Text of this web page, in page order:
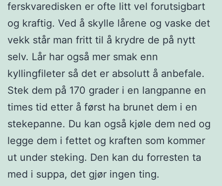
ferskvaredisken er ofte litt vel forutsigbart
og kraftig. Ved å skylle lårene og vaske det
vekk står man fritt til å krydre de på nytt
selv. Lår har også mer smak enn
kyllingfileter så det er absolutt å anbefale.
Stek dem på 170 grader i en langpanne en
times tid etter å først ha brunet dem i en
stekepanne. Du kan også kjøle dem ned og
legge dem i fettet og kraften som kommer
ut under steking. Den kan du forresten ta
med i suppa, det gjør ingen ting.